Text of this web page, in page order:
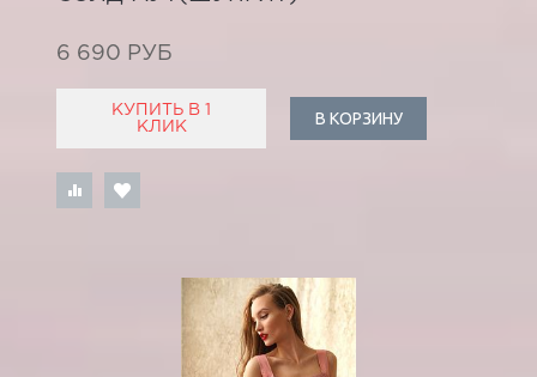
6 690 РУБ
КУПИТЬ В 1
КЛИК
В КОРЗИНУ